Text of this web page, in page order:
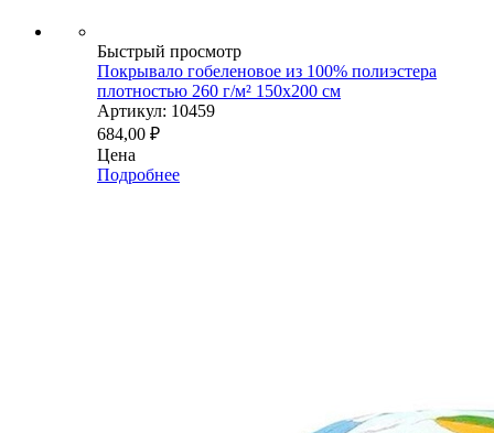
Быстрый просмотр
Покрывало гобеленовое из 100% полиэстера
плотностью 260 г/м² 150x200 см
Артикул: 10459
684,00 ₽
Цена
Подробнее